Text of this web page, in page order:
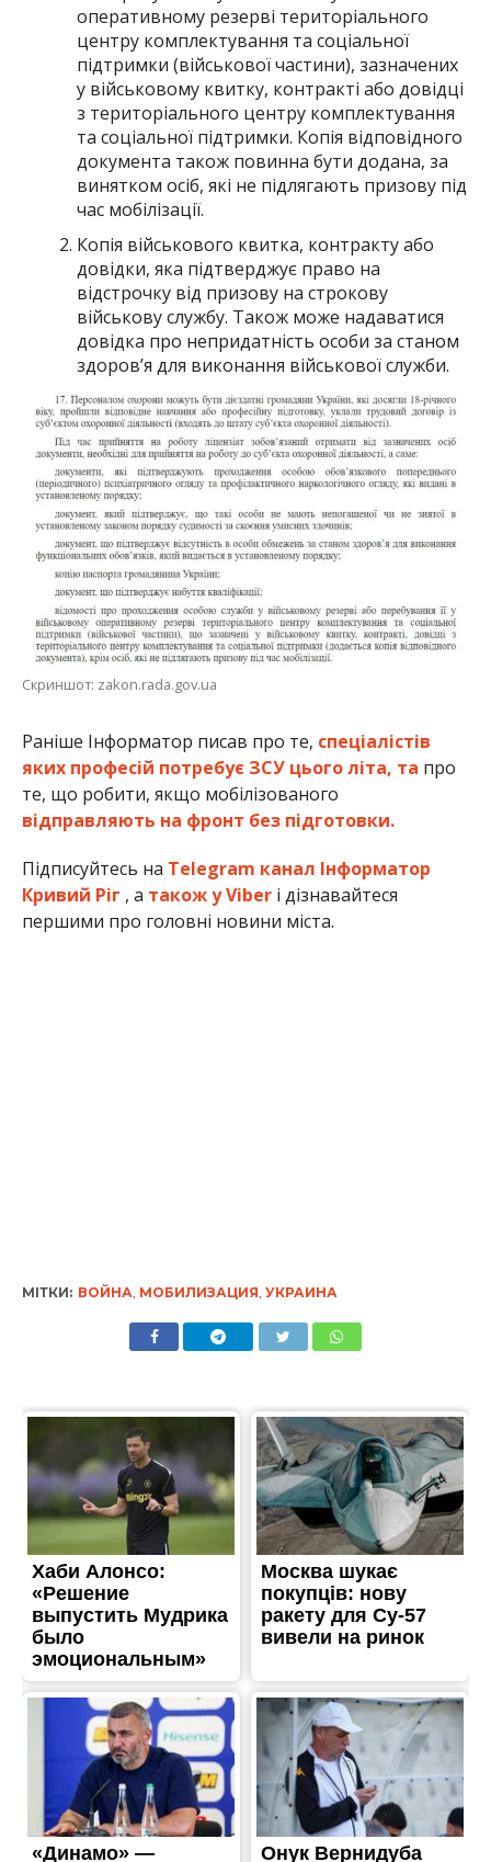
оперативному резерві територіального
центру комплектування та соціальної
підтримки (військової частини), зазначених
у військовому квитку, контракті або довідці
з територіального центру комплектування
та соціальної підтримки. Копія відповідного
документа також повинна бути додана, за
винятком осіб, які не підлягають призову під
час мобілізації.
Копія військового квитка, контракту або
довідки, яка підтверджує право на
відстрочку від призову на строкову
військову службу. Також може надаватися
довідка про непридатність особи за станом
здоров’я для виконання військової служби.
Скриншот: zakon.rada.gov.ua
Раніше Інформатор писав про те, спеціалістів
яких професій потребує ЗСУ цього літа, та про
те, що робити, якщо мобілізованого
відправляють на фронт без підготовки.
Підписуйтесь на Telegram канал Інформатор
Кривий Ріг , а також у Viberі дізнавайтеся
першими про головні новини міста.
МІТКИ: ВОЙНА МОБИЛИЗАЦИЯ УКРАИНА